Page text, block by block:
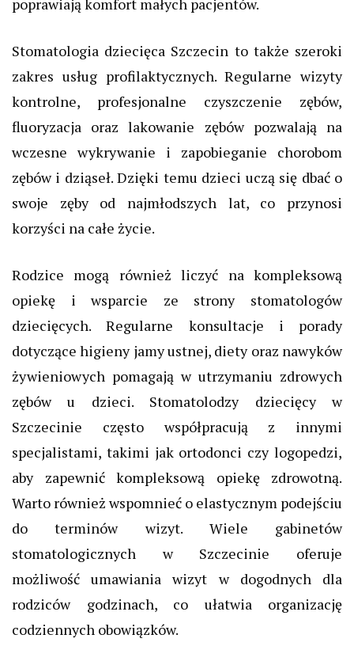
Stomatologia dziecięca Szczecin to także szeroki
zakres usług profilaktycznych. Regularne wizyty
kontrolne, profesjonalne czyszczenie zębów,
fluoryzacja oraz lakowanie zębów pozwalają na
wczesne wykrywanie i zapobieganie chorobom
zębów i dziąseł. Dzięki temu dzieci uczą się dbać o
swoje zęby od najmłodszych lat, co przynosi
korzyści na całe życie.
Rodzice mogą również liczyć na kompleksową
opiekę i wsparcie ze strony stomatologów
dziecięcych. Regularne konsultacje i porady
dotyczące higieny jamy ustnej, diety oraz nawyków
żywieniowych pomagają w utrzymaniu zdrowych
zębów u dzieci. Stomatolodzy dziecięcy w
Szczecinie często współpracują z innymi
specjalistami, takimi jak ortodonci czy logopedzi,
aby zapewnić kompleksową opiekę zdrowotną.
Warto również wspomnieć o elastycznym podejściu
do terminów wizyt. Wiele gabinetów
stomatologicznych w Szczecinie oferuje
możliwość umawiania wizyt w dogodnych dla
rodziców godzinach, co ułatwia organizację
codziennych obowiązków.